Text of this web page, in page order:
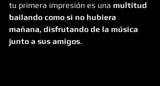
tu primera impresión es una multitud
bailando como si no hubiera
mañana, disfrutando de la música
junto a sus amigos.